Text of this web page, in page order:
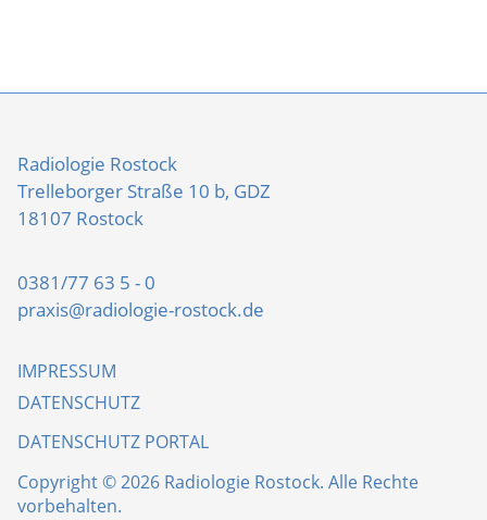
Radiologie Rostock
Trelleborger Straße 10 b, GDZ
18107 Rostock
0381/77 63 5 - 0
praxis@radiologie-rostock.de
IMPRESSUM
DATENSCHUTZ
DATENSCHUTZ PORTAL
Copyright © 2026 Radiologie Rostock. Alle Rechte
vorbehalten.